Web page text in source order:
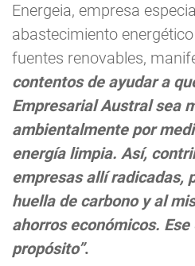
Energeia, empresa
abastecimiento
fuentes renovables,
contentos de ayudar a
Empresarial Austral sea
ambientalmente por
energía limpia. Así,
empresas allí radicadas,
huella de carbono y al
ahorros económicos.
propósito”.